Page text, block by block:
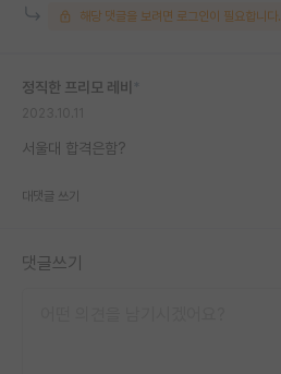
해당 댓글을 보려면 로그인이 필요합니다.
정직한 프리모 레비
서울대 합격은함?
대댓글 쓰기
댓글쓰기